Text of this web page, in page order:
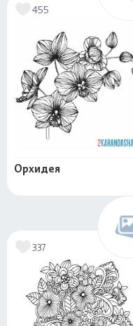
455
Орхидея
337